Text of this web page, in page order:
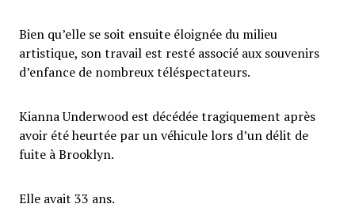
Bien qu’elle se soit ensuite éloignée du milieu
artistique, son travail est resté associé aux souvenirs
d’enfance de nombreux téléspectateurs.
Kianna Underwood est décédée tragiquement après
avoir été heurtée par un véhicule lors d’un délit de
fuite à Brooklyn.
Elle avait 33 ans.